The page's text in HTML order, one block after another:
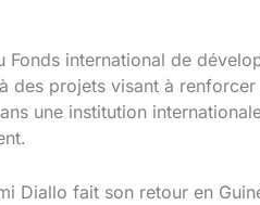
Fonds international de
des projets visant à
une institution
Diallo fait son retour en